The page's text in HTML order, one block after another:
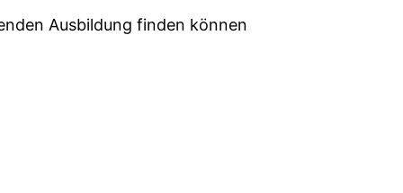
Ausbildung finden können